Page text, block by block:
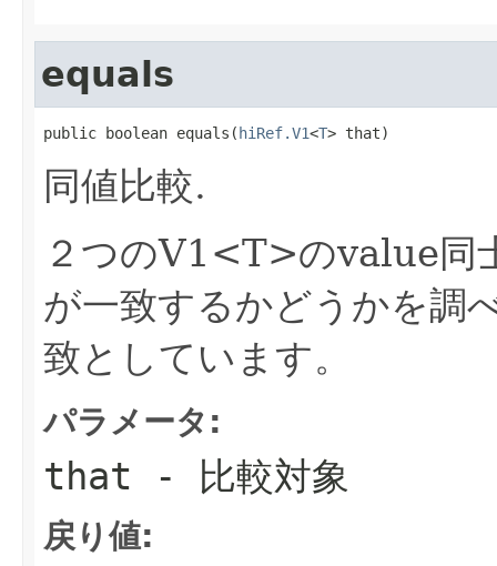
equals
public boolean equals(hiRef.V1<T> that)
同値比較.
２つのV1<T>のvalue同
が一致するかどうかを調
致としています。
パラメータ:
that - 比較対象
戻り値: